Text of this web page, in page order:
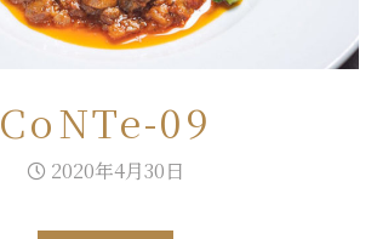
CoNTe-09
2020年4月30日